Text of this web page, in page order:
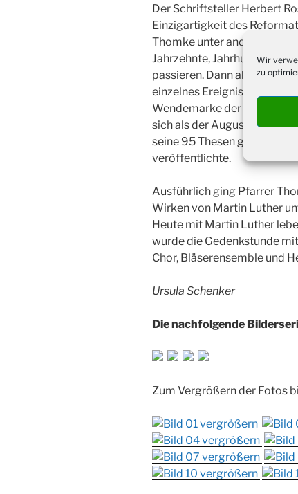
Wir
zu
Der Schriftsteller Herbert
Einzigartigkeit des
Thomke unter anderem in
Jahrzehnte, Jahrhunderte
passieren. Dann aber
einzelnes Ereignis, ein
Wendemarke der Zeit.“
sich als der
seine 95 Thesen gegen die
veröffentlichte.
Ausführlich ging Pfarrer
Wirken von Martin Luther
Heute mit Martin Luther
wurde die Gedenkstunde
Chor, Bläserensemble und
Ursula Schenker
Die nachfolgende
Zum Vergrößern der Fotos